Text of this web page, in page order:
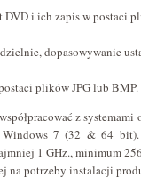
i ich zapis w postaci
dopasowywanie
plików JPG lub BMP.
z
7 (32 & 64 bit).
1 GHz., minimum
na potrzeby instalacji